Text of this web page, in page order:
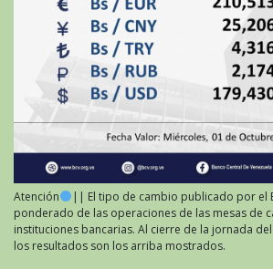
Atención
|| El tipo de cambio publicado por el
ponderado de las operaciones de las mesas de
instituciones bancarias. Al cierre de la jornada
los resultados son los arriba mostrados.